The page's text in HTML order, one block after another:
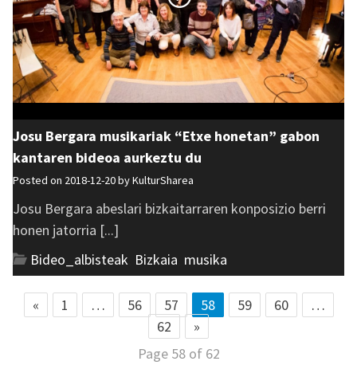
Josu Bergara musikariak “Etxe honetan” gabon
kantaren bideoa aurkeztu du
Posted on 2018-12-20 byKulturSharea
Josu Bergara abeslari bizkaitarraren konposizio berri
honen jatorria [...]
Bideo_albisteak Bizkaia musika
« 1 … 56 57 58 59 60
…
62
»
Page 58 of 62